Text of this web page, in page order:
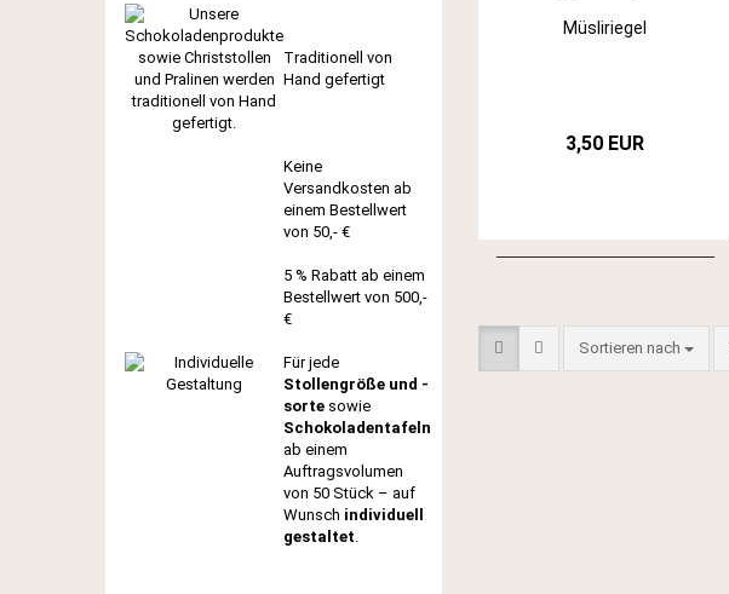
Müsliriegel
3,50 EUR
Sortieren nach
Sortieren nach
Traditionell von
Hand gefertigt
Keine
Versandkosten ab
einem Bestellwert
von 50,- €
5 % Rabatt ab einem
Bestellwert von 500,-
€
Für jede
Stollengröße und -
sorte sowie
Schokoladentafeln
ab einem
Auftragsvolumen
von 50 Stück – auf
Wunsch individuell
gestaltet.